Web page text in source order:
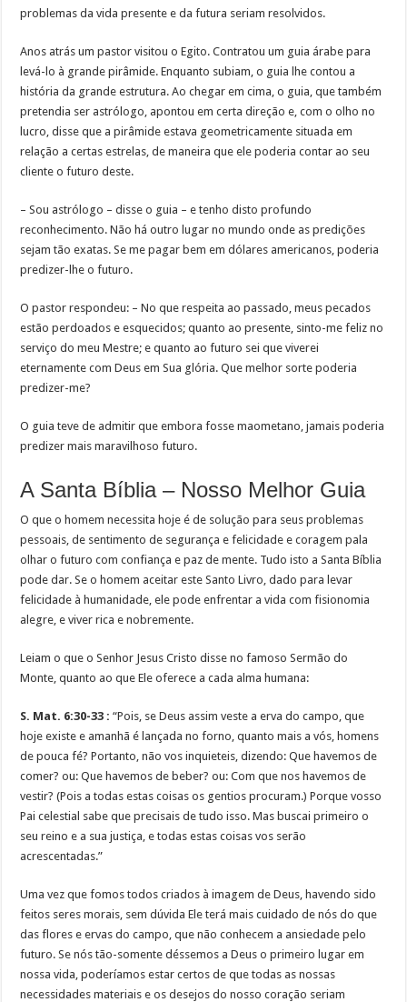
problemas da vida presente e da futura seriam resolvidos.
Anos atrás um pastor visitou o Egito. Contratou um guia árabe para
levá-lo à grande pirâmide. Enquanto subiam, o guia lhe contou a
história da grande estrutura. Ao chegar em cima, o guia, que também
pretendia ser astrólogo, apontou em certa direção e, com o olho no
lucro, disse que a pirâmide estava geometricamente situada em
relação a certas estrelas, de maneira que ele poderia contar ao seu
cliente o futuro deste.
– Sou astrólogo – disse o guia – e tenho disto profundo
reconhecimento. Não há outro lugar no mundo onde as predições
sejam tão exatas. Se me pagar bem em dólares americanos, poderia
predizer-lhe o futuro.
O pastor respondeu: – No que respeita ao passado, meus pecados
estão perdoados e esquecidos; quanto ao presente, sinto-me feliz no
serviço do meu Mestre; e quanto ao futuro sei que viverei
eternamente com Deus em Sua glória. Que melhor sorte poderia
predizer-me?
O guia teve de admitir que embora fosse maometano, jamais poderia
predizer mais maravilhoso futuro.
A Santa Bíblia – Nosso Melhor Guia
O que o homem necessita hoje é de solução para seus problemas
pessoais, de sentimento de segurança e felicidade e coragem pala
olhar o futuro com confiança e paz de mente. Tudo isto a Santa Bíblia
pode dar. Se o homem aceitar este Santo Livro, dado para levar
felicidade à humanidade, ele pode enfrentar a vida com fisionomia
alegre, e viver rica e nobremente.
Leiam o que o Senhor Jesus Cristo disse no famoso Sermão do
Monte, quanto ao que Ele oferece a cada alma humana:
S. Mat. 6:30-33 : “Pois, se Deus assim veste a erva do campo, que
hoje existe e amanhã é lançada no forno, quanto mais a vós, homens
de pouca fé? Portanto, não vos inquieteis, dizendo: Que havemos de
comer? ou: Que havemos de beber? ou: Com que nos havemos de
vestir? (Pois a todas estas coisas os gentios procuram.) Porque vosso
Pai celestial sabe que precisais de tudo isso. Mas buscai primeiro o
seu reino e a sua justiça, e todas estas coisas vos serão
acrescentadas.”
Uma vez que fomos todos criados à imagem de Deus, havendo sido
feitos seres morais, sem dúvida Ele terá mais cuidado de nós do que
das flores e ervas do campo, que não conhecem a ansiedade pelo
futuro. Se nós tão-somente déssemos a Deus o primeiro lugar em
nossa vida, poderíamos estar certos de que todas as nossas
necessidades materiais e os desejos do nosso coração seriam